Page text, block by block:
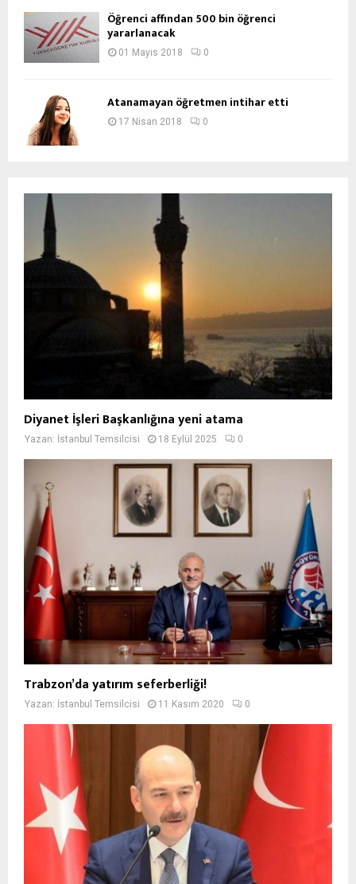
Öğrenci affından 500 bin öğrenci
yararlanacak
01 Mayıs 2018 0
Atanamayan öğretmen intihar etti
17 Nisan 2018 0
Diyanet İşleri Başkanlığına yeni atama
Yazan: İstanbul Temsilcisi 18 Eylül 2025 0
Trabzon’da yatırım seferberliği!
Yazan: İstanbul Temsilcisi 11 Kasım 2020 0